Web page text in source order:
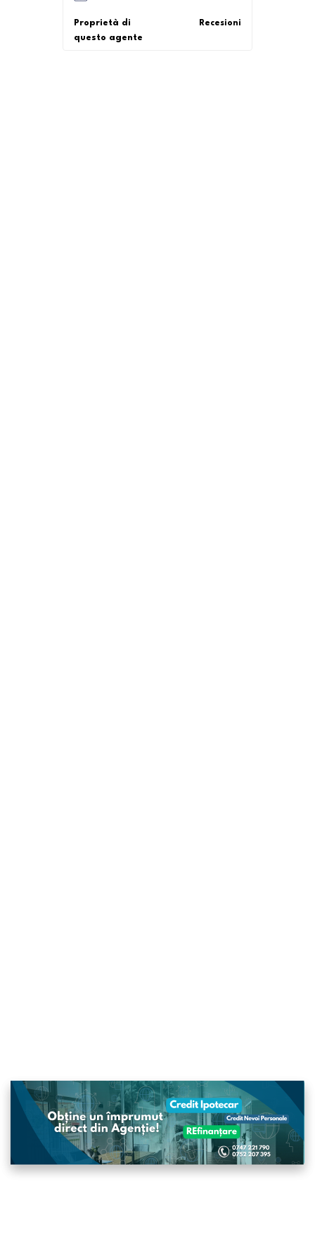
Proprietà di
questo agente
Recesioni